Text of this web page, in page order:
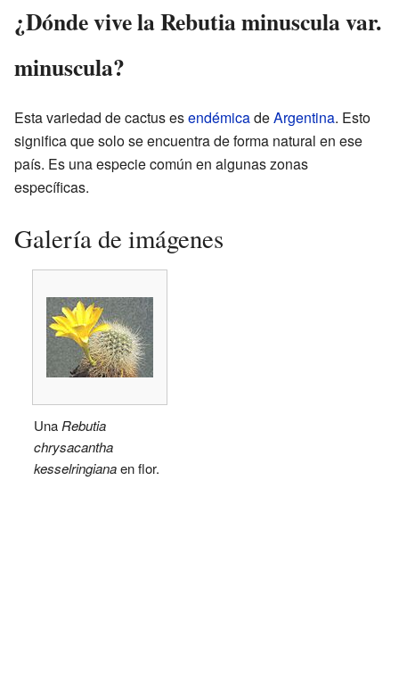
¿Dónde vive la Rebutia minuscula var.
minuscula?
Esta variedad de cactus esendémicadeArgentina. Esto
significa que solo se encuentra de forma natural en ese
país. Es una especie común en algunas zonas
específicas.
Galería de imágenes
UnaRebutia
chrysacantha
kesselringianaen flor.